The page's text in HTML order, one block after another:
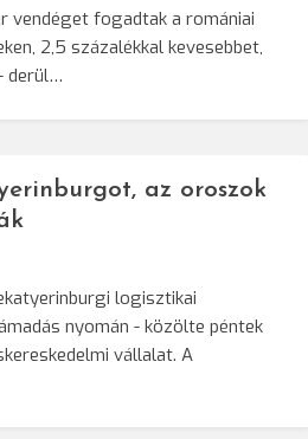
vendéget fogadtak a romániai
2,5 százalékkal kevesebbet,
derül…
az oroszok
logisztikai
nyomán - közölte péntek
vállalat. A